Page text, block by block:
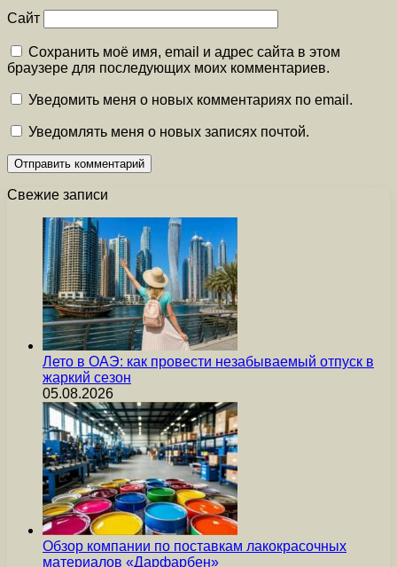
Сайт
Сохранить моё имя, email и адрес сайта в этом
браузере для последующих моих комментариев.
Уведомить меня о новых комментариях по email.
Уведомлять меня о новых записях почтой.
Свежие записи
Лето в ОАЭ: как провести незабываемый отпуск в
жаркий сезон
05.08.2026
Обзор компании по поставкам лакокрасочных
материалов «Дарфарбен»